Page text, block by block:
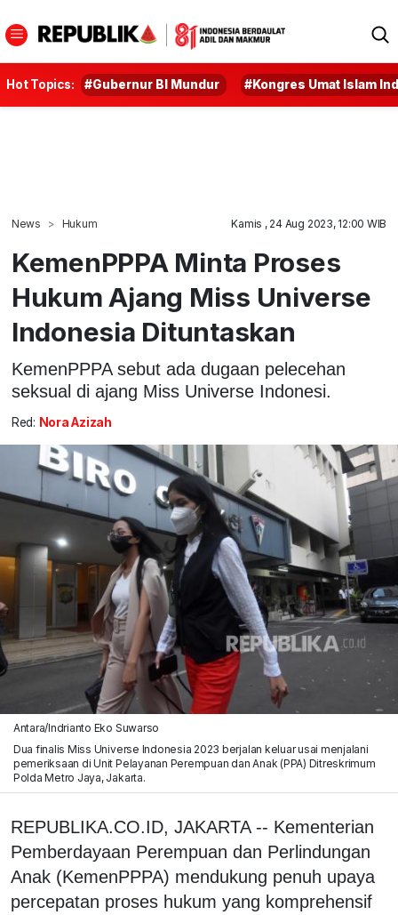
Hot Topics: #Gubernur BI Mundur #Kongres Umat Islam
News Hukum Kamis , 24 Aug 2023, 12:00 WIB
KemenPPPA Minta Proses
Hukum Ajang Miss Universe
Indonesia Dituntaskan
KemenPPPA sebut ada dugaan pelecehan
seksual di ajang Miss Universe Indonesi.
Red: Nora Azizah
Antara/Indrianto Eko Suwarso
Dua finalis Miss Universe Indonesia 2023 berjalan keluar usai menjalani
pemeriksaan di Unit Pelayanan Perempuan dan Anak (PPA) Ditreskrimum
Polda Metro Jaya, Jakarta.
REPUBLIKA.CO.ID, JAKARTA -- Kementerian
Pemberdayaan Perempuan dan Perlindungan
Anak (KemenPPPA) mendukung penuh upaya
percepatan proses hukum yang komprehensif